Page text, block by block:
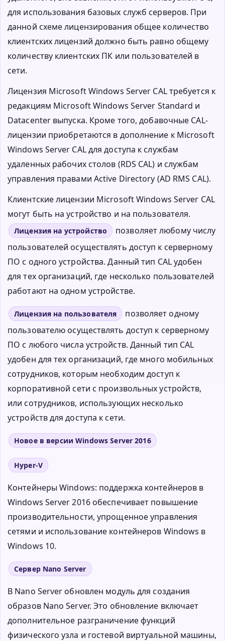
для использования базовых служб серверов. При
данной схеме лицензирования общее количество
клиентских лицензий должно быть равно общему
количеству клиентских ПК или пользователей в
сети.
Лицензия Microsoft Windows Server CAL требуется к
редакциям Microsoft Windows Server Standard и
Datacenter выпуска. Кроме того, добавочные CAL-
лицензии приобретаются в дополнение к Microsoft
Windows Server CAL для доступа к службам
удаленных рабочих столов (RDS CAL) и службам
управления правами Active Directory (AD RMS CAL).
Клиентские лицензии Microsoft Windows Server CAL
могут быть на устройство и на пользователя.
Лицензия на устройство
позволяет любому числу
пользователей осуществлять доступ к серверному
ПО с одного устройства. Данный тип CAL удобен
для тех организаций, где несколько пользователей
работают на одном устройстве.
Лицензия на пользователя
позволяет одному
пользователю осуществлять доступ к серверному
ПО с любого числа устройств. Данный тип CAL
удобен для тех организаций, где много мобильных
сотрудников, которым необходим доступ к
корпоративной сети с произвольных устройств,
или сотрудников, использующих несколько
устройств для доступа к сети.
Новое в версии Windows Server 2016
Hyper-V
Контейнеры Windows: поддержка контейнеров в
Windows Server 2016 обеспечивает повышение
производительности, упрощенное управления
сетями и использование контейнеров Windows в
Windows 10.
Сервер Nano Server
В Nano Server обновлен модуль для создания
образов Nano Server. Это обновление включает
дополнительное разграничение функций
физического узла и гостевой виртуальной машины,